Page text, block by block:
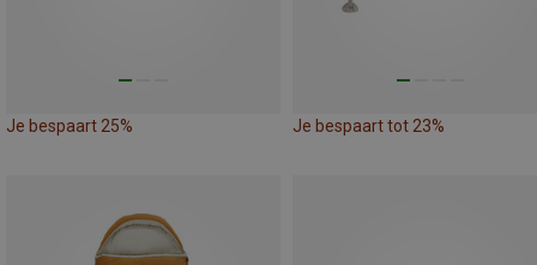
Je bespaart 25% Je bespaart tot 23%